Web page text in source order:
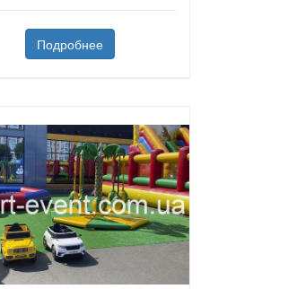
Подробнее